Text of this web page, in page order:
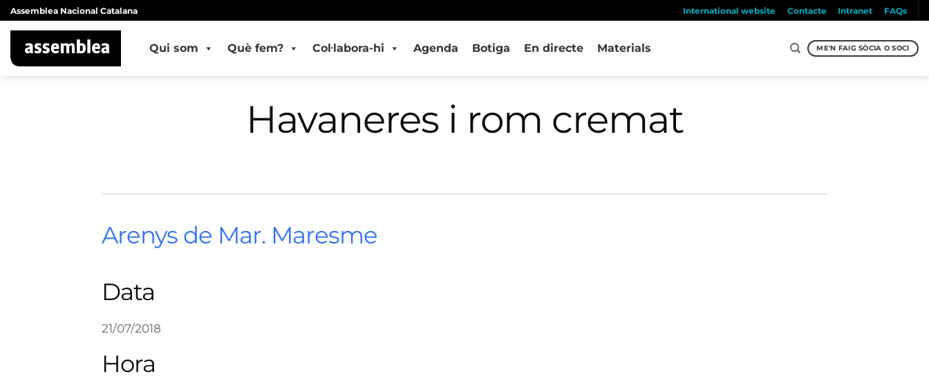
Skip
to
content
Assemblea Nacional Catalana International website Contacte Intranet FAQs
Qui som Què fem? Col·labora-hi Agenda Botiga En directe Materials ME'N FAIG SÒCIA O SOCI
Havaneres i rom cremat
Arenys de Mar. Maresme
Data
21/07/2018
Hora